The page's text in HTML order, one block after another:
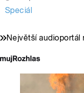
Speciál
Největší